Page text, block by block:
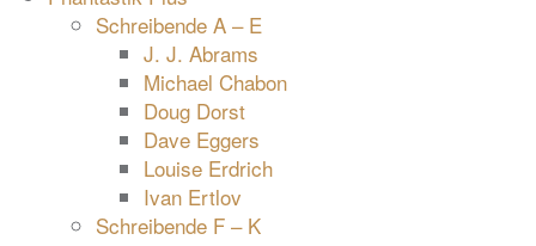
Schreibende A – E
J. J. Abrams
Michael Chabon
Doug Dorst
Dave Eggers
Louise Erdrich
Ivan Ertlov
Schreibende F – K